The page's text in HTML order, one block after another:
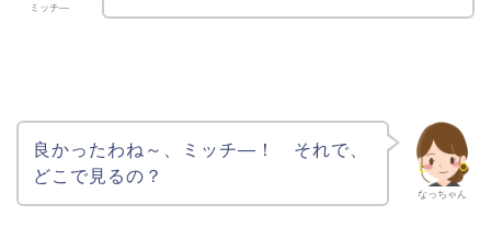
ミッチ―
なっちゃん
良かったわね～、ミッチ―！ それで、
どこで見るの？